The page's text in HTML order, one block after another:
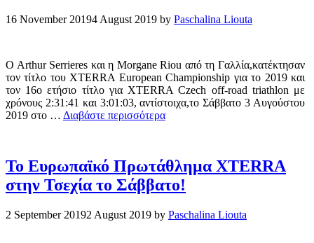
16 November 20194 August 2019 by Paschalina Liouta
O Arthur Serrieres και η Morgane Riou από τη Γαλλία,κατέκτησαν
τον τίτλο του XTERRA European Championship για το 2019 και
τον 16ο ετήσιο τίτλο για XTERRA Czech off-road triathlon με
χρόνους 2:31:41 και 3:01:03, αντίστοιχα,το Σάββατο 3 Αυγούστου
2019 στο … Διαβάστε περισσότερα
Το Ευρωπαϊκό Πρωτάθλημα XTERRA
στην Τσεχία το Σάββατο!
2 September 20192 August 2019 by Paschalina Liouta